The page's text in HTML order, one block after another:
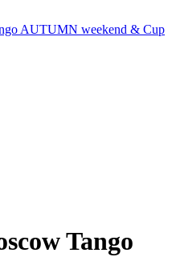
AUTUMN weekend & Cup
Tango